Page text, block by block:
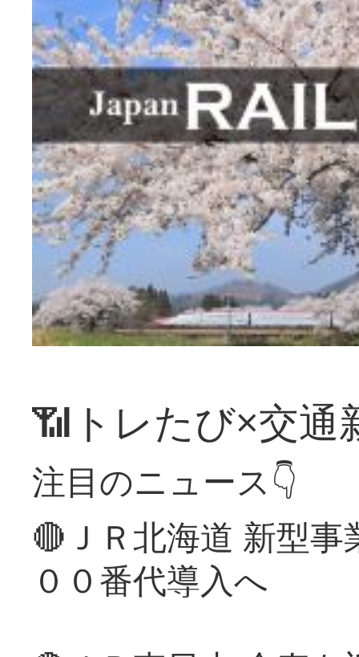
📶トレたび×交通
注目のニュース👇
🔴ＪＲ北海道 新型
００番代導入へ